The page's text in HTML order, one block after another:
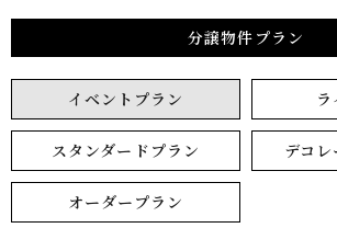
分譲物件プラン
イベントプラン
スタンダードプラン デコ
オーダープラン